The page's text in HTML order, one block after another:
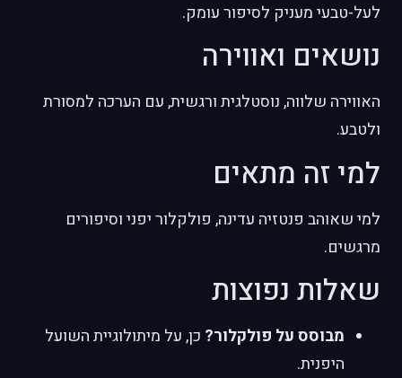
לעל-טבעי מעניק לסיפור עומק.
נושאים ואווירה
האווירה שלווה, נוסטלגית ורגשית, עם הערכה למסורת
ולטבע.
למי זה מתאים
למי שאוהב פנטזיה עדינה, פולקלור יפני וסיפורים
מרגשים.
שאלות נפוצות
מבוסס על פולקלור? כן, על מיתולוגיית השועל
היפנית.